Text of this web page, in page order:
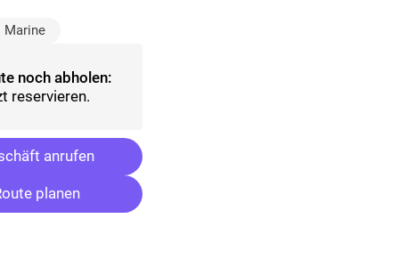
Marine
noch abholen:
reservieren.
anrufen
planen